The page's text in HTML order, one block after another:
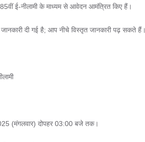
ई-नीलामी के माध्यम से आवेदन आमंत्रित किए हैं।
दी गई है; आप नीचे विस्तृत जानकारी पढ़ सकते हैं।
(मंगलवार) दोपहर 03:00 बजे तक।